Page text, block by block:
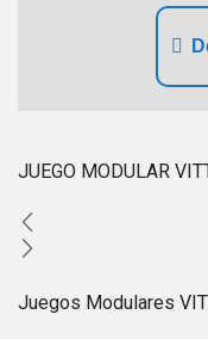
JUEGO MODULAR
Juegos Modulares